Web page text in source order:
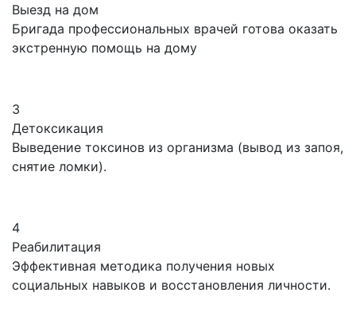
Выезд на дом
Бригада профессиональных врачей готова оказать
экстренную помощь на дому
3
Детоксикация
Выведение токсинов из организма (вывод из запоя,
снятие ломки).
4
Реабилитация
Эффективная методика получения новых
социальных навыков и восстановления личности.